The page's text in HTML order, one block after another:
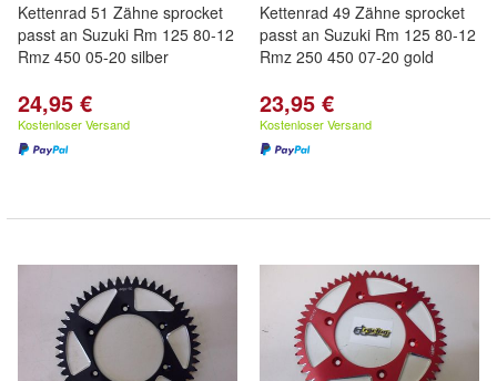
Kettenrad 51 Zähne sprocket
passt an Suzuki Rm 125 80-12
Rmz 450 05-20 silber
24,95 €
Kostenloser Versand
Kettenrad 49 Zähne sprocket
passt an Suzuki Rm 125 80-12
Rmz 250 450 07-20 gold
23,95 €
Kostenloser Versand